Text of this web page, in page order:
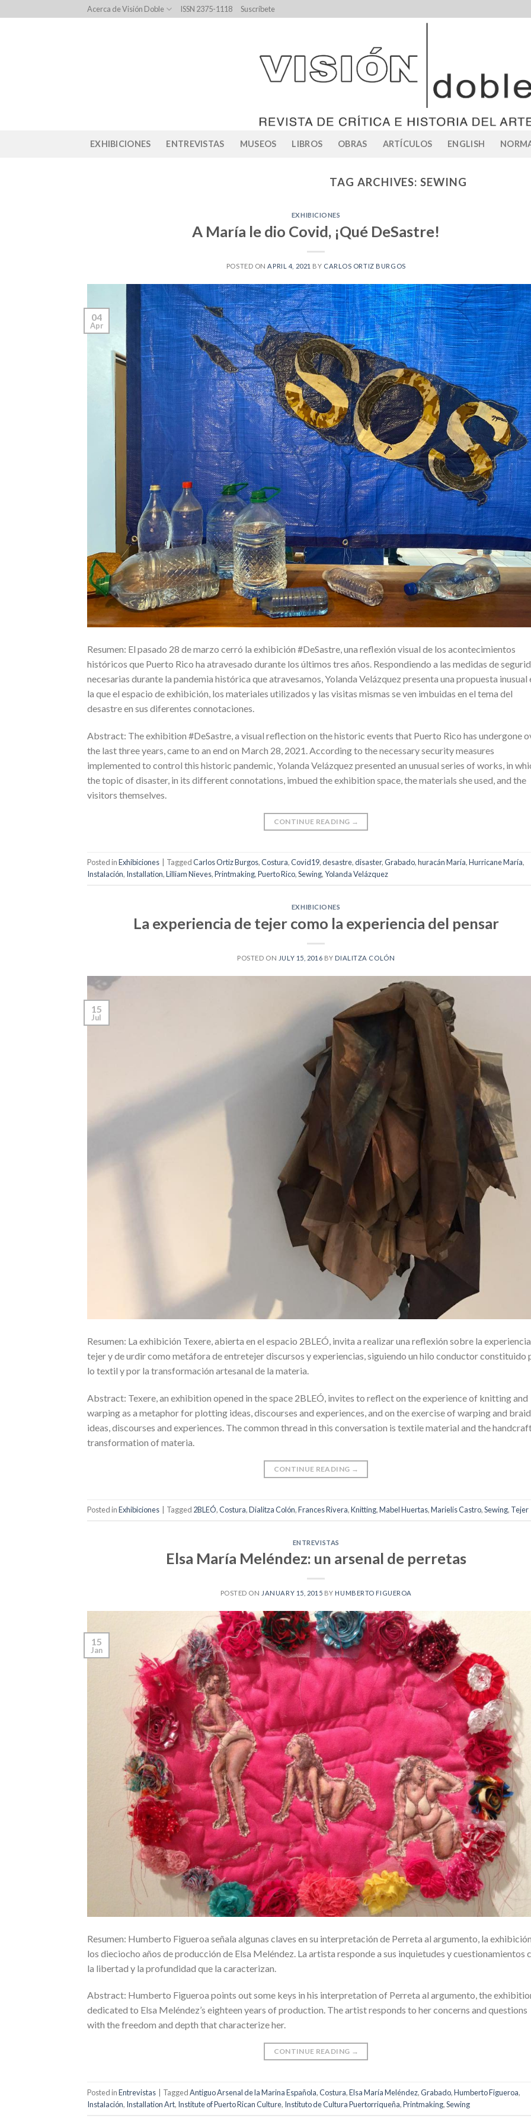
to
Acerca de Visión Doble ISSN 2375-1118 Suscríbete
EXHIBICIONES ENTREVISTAS MUSEOS LIBROS OBRAS ARTÍCULOS ENGLISH
TAG ARCHIVES:SEWING
EXHIBICIONES
A María le dio Covid, ¡Qué DeSastre!
POSTED ONAPRIL 4, 2021 BY CARLOS ORTIZ BURGOS
04
Apr
Resumen: El pasado 28 de marzo cerró la exhibición #DeSastre, una reflexión visual de los acontecimientos
históricos que Puerto Rico ha atravesado durante los últimos tres años. Respondiendo a las medidas de
necesarias durante la pandemia histórica que atravesamos, Yolanda Velázquez presenta una propuesta inusual
la que el espacio de exhibición, los materiales utilizados y las visitas mismas se ven imbuidas en el tema del
desastre en sus diferentes connotaciones.
Abstract: The exhibition #DeSastre, a visual reflection on the historic events that Puerto Rico has undergone
the last three years, came to an end on March 28, 2021. According to the necessary security measures
implemented to control this historic pandemic, Yolanda Velázquez presented an unusual series of works, in
the topic of disaster, in its different connotations, imbued the exhibition space, the materials she used, and the
visitors themselves.
CONTINUE READING →
Posted inExhibiciones TaggedCarlos Ortiz Burgos,Costura,Covid19,desastre,disaster,Grabado,huracán María,Hurricane María,
Instalación, Installation,Lilliam Nieves,Printmaking,Puerto Rico,Sewing,Yolanda Velázquez
EXHIBICIONES
La experiencia de tejer como la experiencia del pensar
POSTED ON JULY 15, 2016 BY DIALITZA COLÓN
15
Jul
Resumen: La exhibición Texere, abierta en el espacio 2BLEÓ, invita a realizar una reflexión sobre la
tejer y de urdir como metáfora de entretejer discursos y experiencias, siguiendo un hilo conductor constituido
lo textil y por la transformación artesanal de la materia.
Abstract: Texere, an exhibition opened in the space 2BLEÓ, invites to reflect on the experience of knitting and
warping as a metaphor for plotting ideas, discourses and experiences, and on the exercise of warping and
ideas, discourses and experiences. The common thread in this conversation is textile material and the
transformation of materia.
CONTINUE READING →
Posted inExhibiciones Tagged 2BLEÓ,Costura,Dialitza Colón,Frances Rivera,Knitting,Mabel Huertas,Marielis Castro,Sewing, Tejer
ENTREVISTAS
Elsa María Meléndez: un arsenal de perretas
POSTED ON JANUARY 15, 2015 BY HUMBERTO FIGUEROA
15
Jan
Resumen: Humberto Figueroa señala algunas claves en su interpretación de Perreta al argumento, la
los dieciocho años de producción de Elsa Meléndez. La artista responde a sus inquietudes y cuestionamientos
la libertad y la profundidad que la caracterizan.
Abstract: Humberto Figueroa points out some keys in his interpretation of Perreta al argumento, the
dedicated to Elsa Meléndez’s eighteen years of production. The artist responds to her concerns and questions
with the freedom and depth that characterize her.
CONTINUE READING →
Posted inEntrevistas TaggedAntiguo Arsenal de la Marina Española,Costura,Elsa María Meléndez,Grabado,Humberto Figueroa,
Instalación, Installation Art, Institute of Puerto Rican Culture, Instituto de Cultura Puertorriqueña,Printmaking,Sewing